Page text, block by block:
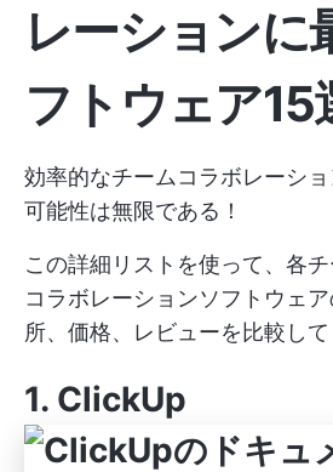
レーションに
フトウェア15
効率的なチームコラボレーシ
可能性は無限である！
この詳細リストを使って、各
コラボレーションソフトウェ
所、価格、レビューを比較して
1. ClickUp